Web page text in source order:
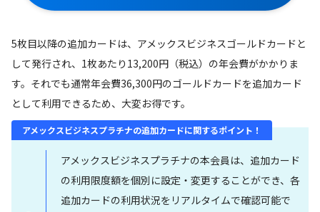
5枚目以降の追加カードは、アメックスビジネスゴールドカードと
して発行され、1枚あたり13,200円（税込）の年会費がかかりま
す。それでも通常年会費36,300円のゴールドカードを追加カード
として利用できるため、大変お得です。
アメックスビジネスプラチナの追加カードに関するポイント！
アメックスビジネスプラチナの本会員は、追加カード
の利用限度額を個別に設定・変更することができ、各
追加カードの利用状況をリアルタイムで確認可能で